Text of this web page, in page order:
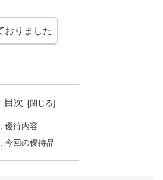
おりました
目次
優待内容
今回の優待品